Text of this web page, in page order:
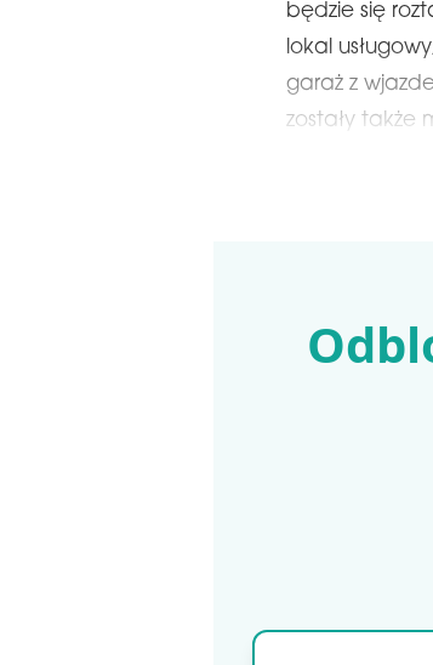
będzie się
lokal
garaż z
zostały także